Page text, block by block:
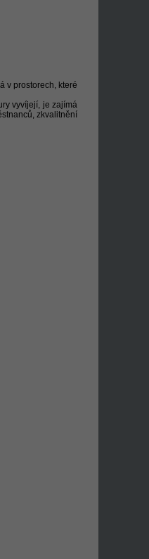
v prostorech, které
vyvíjejí, je zajímá
zkvalitnění